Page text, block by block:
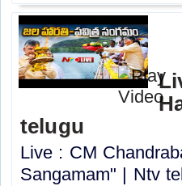
telugu
Live : CM
Sangamam" | Ntv